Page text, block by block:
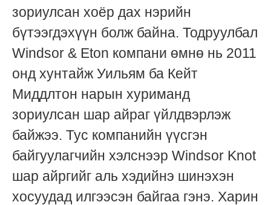
зориулсан хоёр дах нэрийн
бүтээгдэхүүн болж байна. Тодруулбал
Windsor & Eton компани өмнө нь 2011
онд хунтайж Уильям ба Кейт
Миддлтон нарын хуриманд
зориулсан шар айраг үйлдвэрлэж
байжээ. Тус компанийн үүсгэн
байгуулагчийн хэлснээр Windsor Knot
шар айргийг аль хэдийнэ шинэхэн
хосуудад илгээсэн байгаа гэнэ. Харин